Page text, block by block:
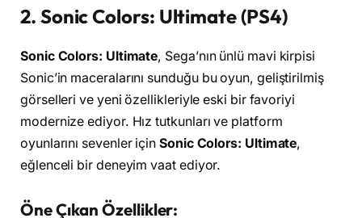
2. Sonic Colors: Ultimate (PS4)
Sonic Colors: Ultimate, Sega’nın ünlü mavi kirpisi
Sonic’in maceralarını sunduğu bu oyun, geliştirilmiş
görselleri ve yeni özellikleriyle eski bir favoriyi
modernize ediyor. Hız tutkunları ve platform
oyunlarını sevenler içinSonic Colors: Ultimate,
eğlenceli bir deneyim vaat ediyor.
Öne Çıkan Özellikler: